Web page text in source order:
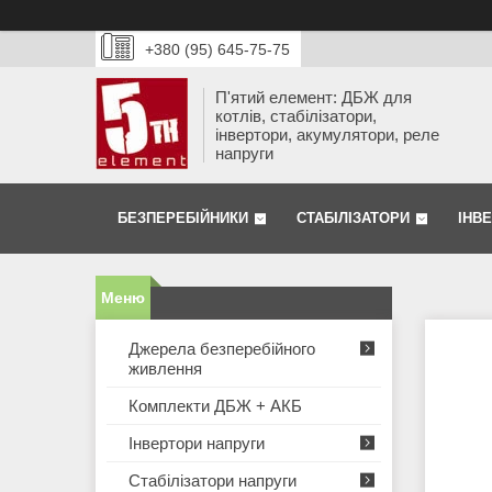
+380 (95) 645-75-75
П'ятий елемент: ДБЖ для
котлів, стабілізатори,
інвертори, акумулятори, реле
напруги
БЕЗПЕРЕБІЙНИКИ СТАБІЛІЗАТОРИ
Джерела безперебійного
живлення
Комплекти ДБЖ + АКБ
Інвертори напруги
Стабілізатори напруги